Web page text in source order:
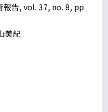
報告, vol. 37, no. 8, pp
美紀